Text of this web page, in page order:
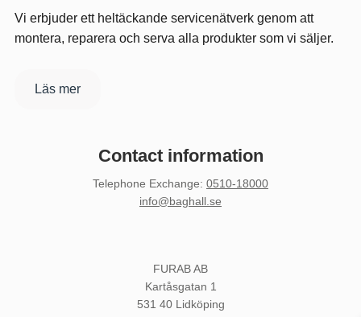
Vi erbjuder ett heltäckande servicenätverk genom att
montera, reparera och serva alla produkter som vi säljer.
Läs mer
Contact information
Telephone Exchange: 0510-18000
info@baghall.se
FURAB AB
Kartåsgatan 1
531 40 Lidköping